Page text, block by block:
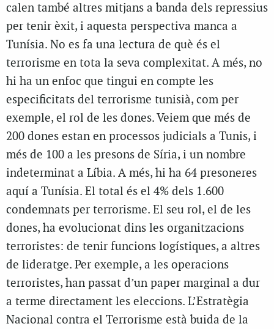
calen també altres mitjans a banda dels repressius
per tenir èxit, i aquesta perspectiva manca a
Tunísia. No es fa una lectura de què és el
terrorisme en tota la seva complexitat. A més, no
hi ha un enfoc que tingui en compte les
especificitats del terrorisme tunisià, com per
exemple, el rol de les dones. Veiem que més de
200 dones estan en processos judicials a Tunis, i
més de 100 a les presons de Síria, i un nombre
indeterminat a Líbia. A més, hi ha 64 presoneres
aquí a Tunísia. El total és el 4% dels 1.600
condemnats per terrorisme. El seu rol, el de les
dones, ha evolucionat dins les organitzacions
terroristes: de tenir funcions logístiques, a altres
de lideratge. Per exemple, a les operacions
terroristes, han passat d’un paper marginal a dur
a terme directament les eleccions. L’Estratègia
Nacional contra el Terrorisme està buida de la